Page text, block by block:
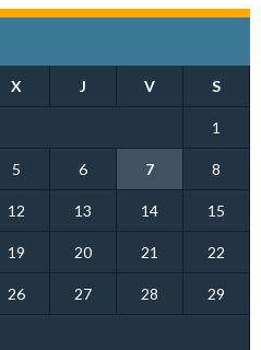
X J V S
1
5 6 7 8
12 13 14 15
19 20 21 22
26 27 28 29